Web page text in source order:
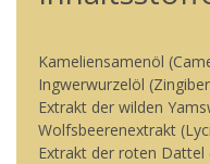
Kameliensamenöl
Ingwerwurzelöl
Extrakt der wilden
Wolfsbeerenextrakt
Extrakt der roten Dattel